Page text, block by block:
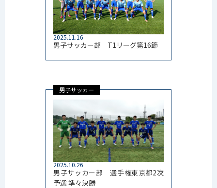
2025.11.16
男子サッカー部 T1リーグ第16節
男子サッカー
2025.10.26
男子サッカー部 選手権東京都2次
予選 準々決勝